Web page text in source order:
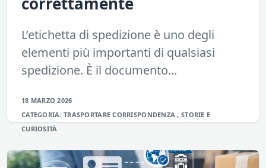
L’etichetta di spedizione è uno degli
elementi più importanti di qualsiasi
spedizione. È il documento...
18 MARZO 2026
CATEGORIA:TRASPORTARECORRISPONDENZA,STORIE E
CURIOSITÀ